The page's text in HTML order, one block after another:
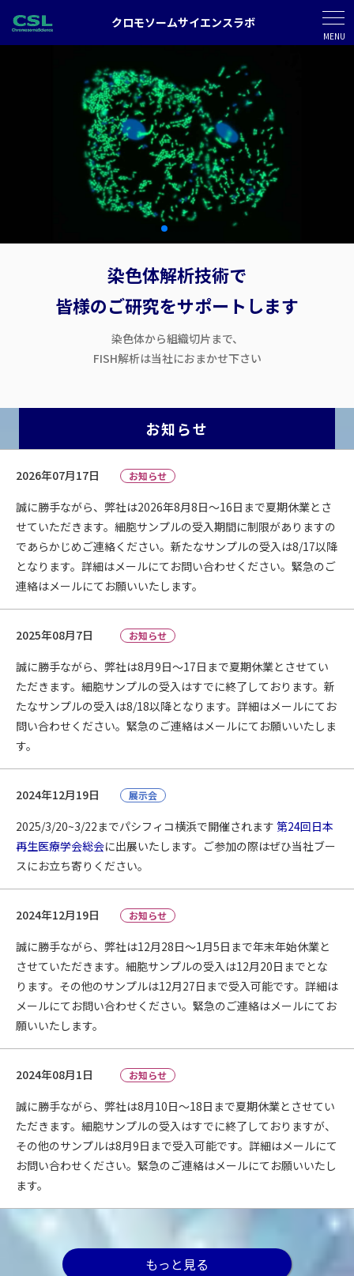
クロモソームサイエンスラボ
MENU
染色体解析技術で
皆様のご研究をサポートします
染色体から組織切片まで、
FISH解析は当社におまかせ下さい
お知らせ
2026年07月17日 お知らせ
誠に勝手ながら、弊社は2026年8月8日～16日まで夏期休業とさ
せていただきます。細胞サンプルの受入期間に制限がありますの
であらかじめご連絡ください。新たなサンプルの受入は8/17以降
となります。詳細はメールにてお問い合わせください。緊急のご
連絡はメールにてお願いいたします。
2025年08月7日 お知らせ
誠に勝手ながら、弊社は8月9日～17日まで夏期休業とさせてい
ただきます。細胞サンプルの受入はすでに終了しております。新
たなサンプルの受入は8/18以降となります。詳細はメールにてお
問い合わせください。緊急のご連絡はメールにてお願いいたしま
す。
2024年12月19日 展示会
2025/3/20~3/22までパシフィコ横浜で開催されます 第24回日本
再生医療学会総会に出展いたします。ご参加の際はぜひ当社ブー
スにお立ち寄りください。
2024年12月19日 お知らせ
誠に勝手ながら、弊社は12月28日～1月5日まで年末年始休業と
させていただきます。細胞サンプルの受入は12月20日までとな
ります。その他のサンプルは12月27日まで受入可能です。詳細は
メールにてお問い合わせください。緊急のご連絡はメールにてお
願いいたします。
2024年08月1日 お知らせ
誠に勝手ながら、弊社は8月10日～18日まで夏期休業とさせてい
ただきます。細胞サンプルの受入はすでに終了しておりますが、
その他のサンプルは8月9日まで受入可能です。詳細はメールにて
お問い合わせください。緊急のご連絡はメールにてお願いいたし
ます。
もっと見る